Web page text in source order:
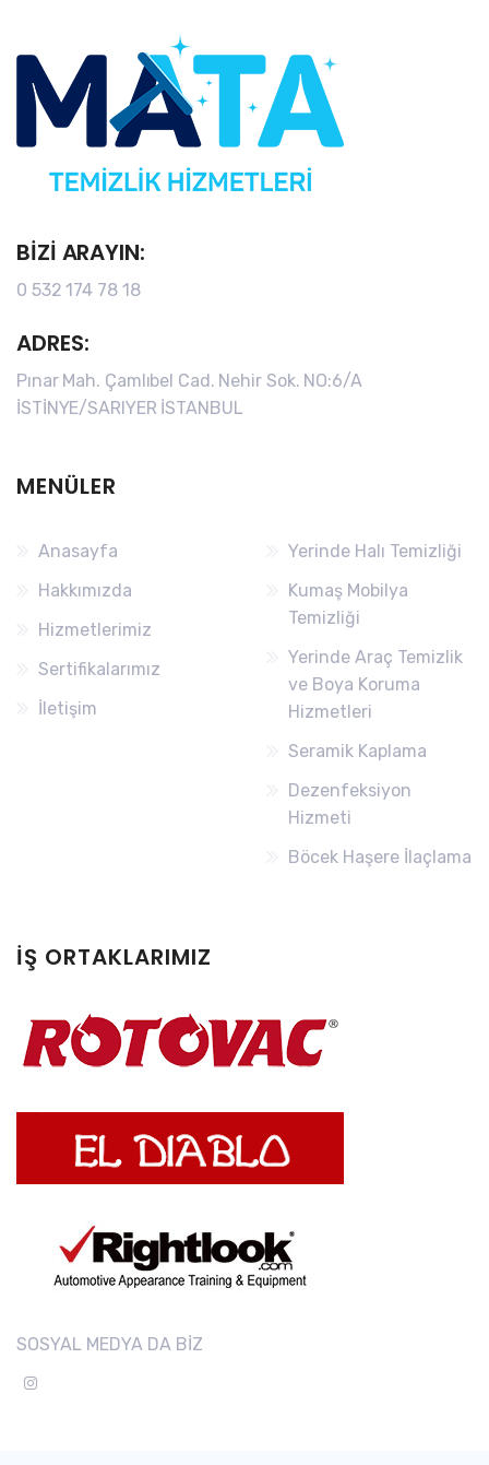
BIZI ARAYIN:
0 532 174 78 18
ADRES:
Pınar Mah. Çamlıbel Cad. Nehir Sok. NO:6/A
İSTİNYE/SARIYER İSTANBUL
MENÜLER
Anasayfa
Hakkımızda
Hizmetlerimiz
Sertifikalarımız
İletişim
Yerinde Halı Temizliği
Kumaş Mobilya
Temizliği
Yerinde Araç Temizlik
ve Boya Koruma
Hizmetleri
Seramik Kaplama
Dezenfeksiyon
Hizmeti
Böcek Haşere İlaçlama
İŞ ORTAKLARIMIZ
SOSYAL MEDYA DA BİZ